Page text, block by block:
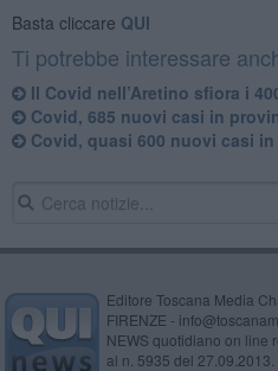
Basta cliccare QUI
Ti potrebbe interessare
Il Covid nell’Aretino sfiora i
Covid, 685 nuovi casi in
Covid, quasi 600 nuovi casi
Editore Toscana Media
FIRENZE -
NEWS quotidiano on line
al n. 5935 del 27.09.2013.